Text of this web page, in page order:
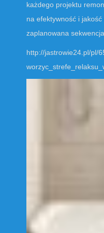
każdego projektu
na efektywność i
zaplanowana
http://jastrowie24.pl/pl/